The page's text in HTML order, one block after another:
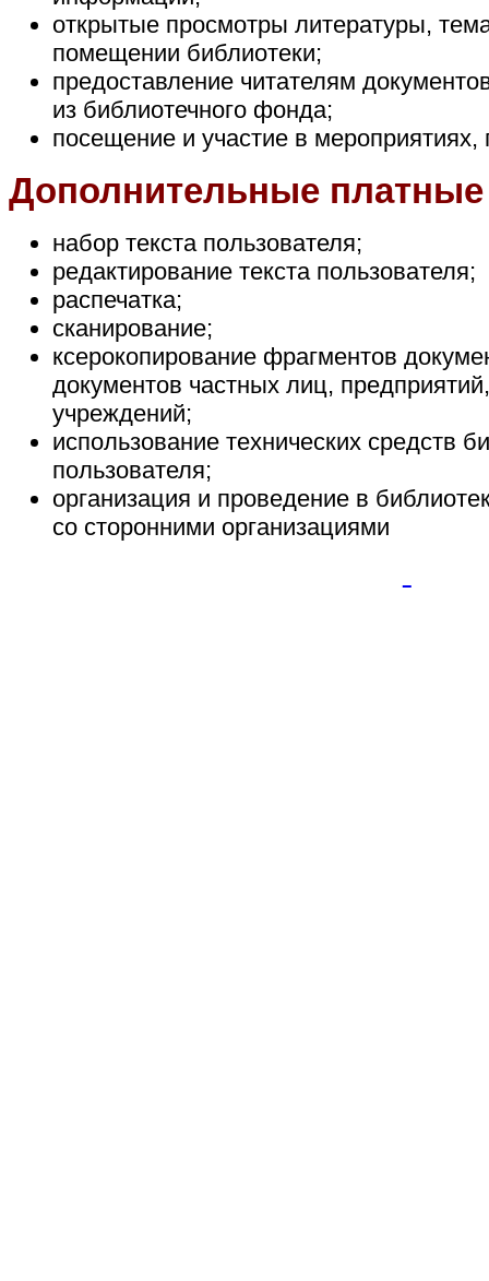
открытые просмотры литературы,
помещении библиотеки;
предоставление читателям
из библиотечного фонда;
посещение и участие в
Дополнительные платные
набор текста пользователя;
редактирование текста пользователя;
распечатка;
сканирование;
ксерокопирование фрагментов
документов частных лиц,
учреждений;
использование технических средств
пользователя;
организация и проведение в
со сторонними организациями